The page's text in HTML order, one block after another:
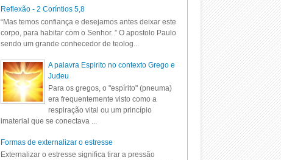
Reflexão - 2 Coríntios 5,8
“Mas temos confiança e desejamos antes deixar este
corpo, para habitar com o Senhor. ” O apostolo Paulo
sendo um grande conhecedor de teolog...
A palavra Espirito no contexto Grego e
Judeu
Para os gregos, o "espírito" (pneuma)
era frequentemente visto como a
respiração vital ou um princípio
imaterial que se conectava ...
Formas de externalizar o estresse
Externalizar o estresse significa tirar a pressão